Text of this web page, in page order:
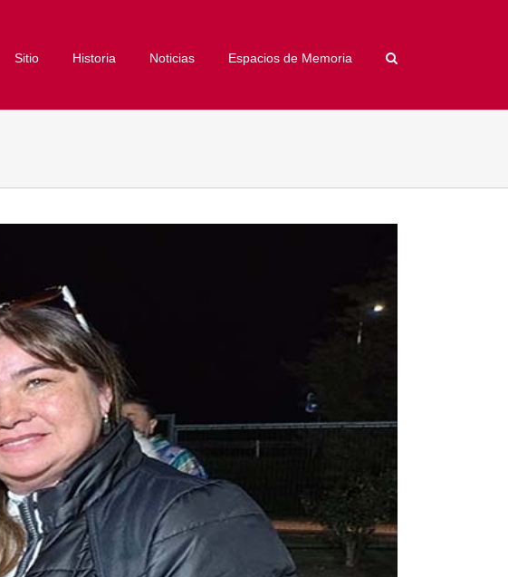
Sitio Historia Noticias Espacios de Memoria